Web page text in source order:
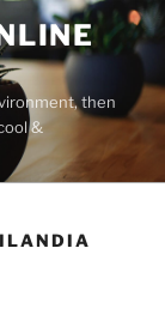
then
&